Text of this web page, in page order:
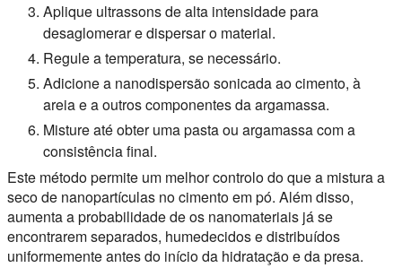
Aplique ultrassons de alta intensidade para
desaglomerar e dispersar o material.
Regule a temperatura, se necessário.
Adicione a nanodispersão sonicada ao cimento, à
areia e a outros componentes da argamassa.
Misture até obter uma pasta ou argamassa com a
consistência final.
Este método permite um melhor controlo do que a mistura a
seco de nanopartículas no cimento em pó. Além disso,
aumenta a probabilidade de os nanomateriais já se
encontrarem separados, humedecidos e distribuídos
uniformemente antes do início da hidratação e da presa.